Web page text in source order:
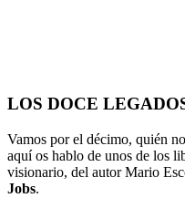
LOS DOCE
Vamos por el décimo, quién
aquí os hablo de unos de los
visionario, del autor Mario
Jobs.